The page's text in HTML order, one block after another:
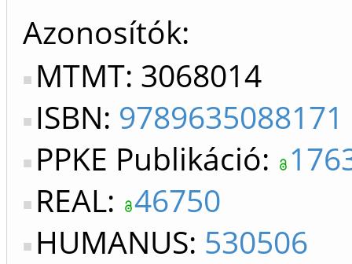
Azonosítók
MTMT: 3068014
ISBN: 9789635088171
PPKE Publikáció:
REAL: 46750
HUMANUS: 530506